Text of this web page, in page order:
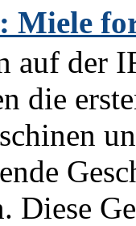
Miele
auf der
die
Diese